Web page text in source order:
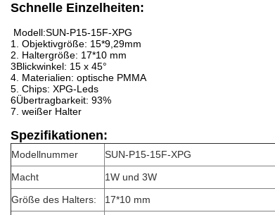
Schnelle Einzelheiten:
Modell:SUN-P15-15F-XPG
1. Objektivgröße: 15*9,29mm
2. Haltergröße: 17*10 mm
3Blickwinkel: 15 x 45°
4. Materialien: optische PMMA
5. Chips: XPG-Leds
6Übertragbarkeit: 93%
7. weißer Halter
Spezifikationen:
Modellnummer
SUN-P15-15F-XPG
Macht
1W und 3W
Größe des Halters:
17*10 mm